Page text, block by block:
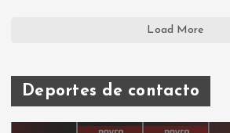
Load More
Deportes de contacto